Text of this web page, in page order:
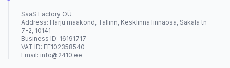
SaaS Factory OÜ
Address: Harju maakond, Tallinn, Kesklinna linnaosa, Sakala tn
7-2, 10141
Business ID: 16191717
VAT ID: EE102358540
Email: info@2410.ee